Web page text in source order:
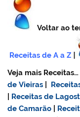
Voltar ao
Receitas de A a Z
Veja mais Receitas…
de Vieiras
Receitas de
de Camarão